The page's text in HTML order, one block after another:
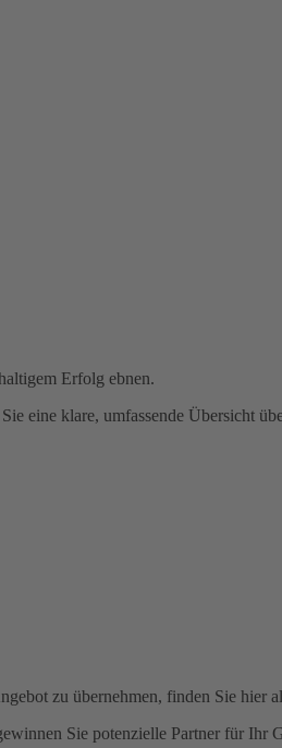
Erfolg ebnen.
eine klare, umfassende Übersicht
zu übernehmen, finden Sie
Sie potenzielle Partner für Ihr